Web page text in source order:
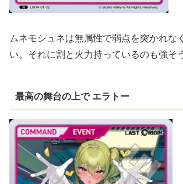
ムネモシュネは無属性で弱点を突かれな
い。それに割と火力持っているのも強そう
最高の舞台の上で エラトー